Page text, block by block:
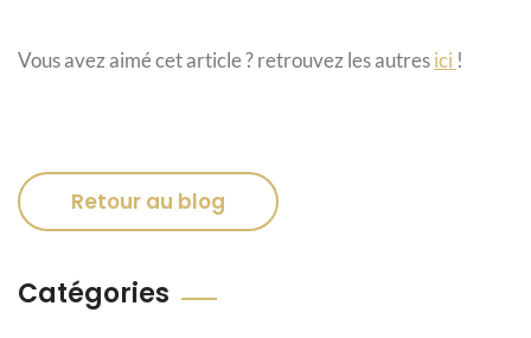
Vous avez aimé cet article ? retrouvez les autresici !
Retour au blog
Catégories